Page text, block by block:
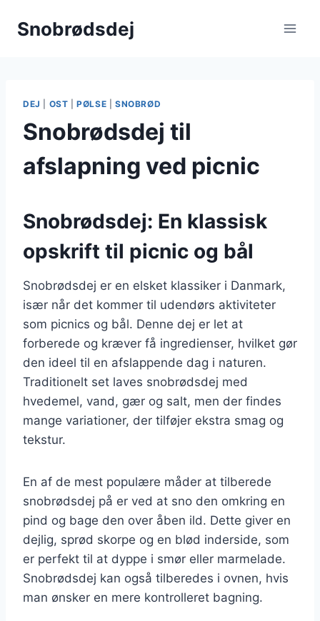
Snobrødsdej
DEJ OST |PØLSE SNOBRØD
Snobrødsdej til
afslapning ved picnic
Snobrødsdej: En klassisk
opskrift til picnic og bål
Snobrødsdej er en elsket klassiker i Danmark,
især når det kommer til udendørs aktiviteter
som picnics og bål. Denne dej er let at
forberede og kræver få ingredienser, hvilket gør
den ideel til en afslappende dag i naturen.
Traditionelt set laves snobrødsdej med
hvedemel, vand, gær og salt, men der findes
mange variationer, der tilføjer ekstra smag og
tekstur.
En af de mest populære måder at tilberede
snobrødsdej på er ved at sno den omkring en
pind og bage den over åben ild. Dette giver en
dejlig, sprød skorpe og en blød inderside, som
er perfekt til at dyppe i smør eller marmelade.
Snobrødsdej kan også tilberedes i ovnen, hvis
man ønsker en mere kontrolleret bagning.